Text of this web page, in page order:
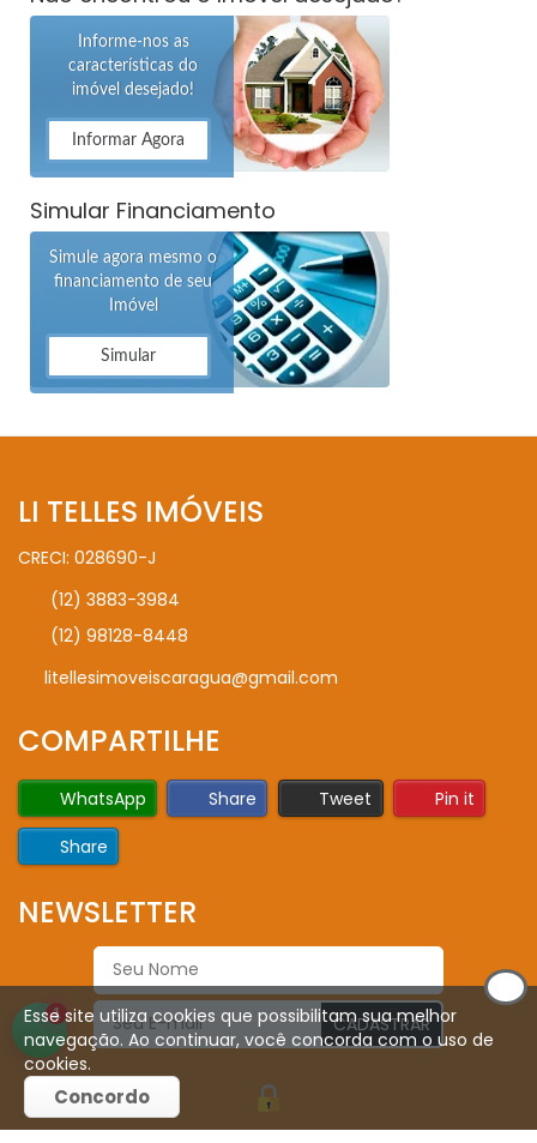
Informe-nos as
características do
imóvel desejado!
Informar Agora
Simular Financiamento
Simule agora mesmo o
financiamento de seu
Imóvel
Simular
LI TELLES IMÓVEIS
CRECI: 028690-J
(12) 3883-3984
(12) 98128-8448
litellesimoveiscaragua@gmail.com
COMPARTILHE
WhatsApp Share Tweet
Pin it
Share
NEWSLETTER
CADASTRAR
1
Esse site utiliza cookies que possibilitam sua melhor
navegação. Ao continuar, você concorda com o uso de
cookies.
Concordo